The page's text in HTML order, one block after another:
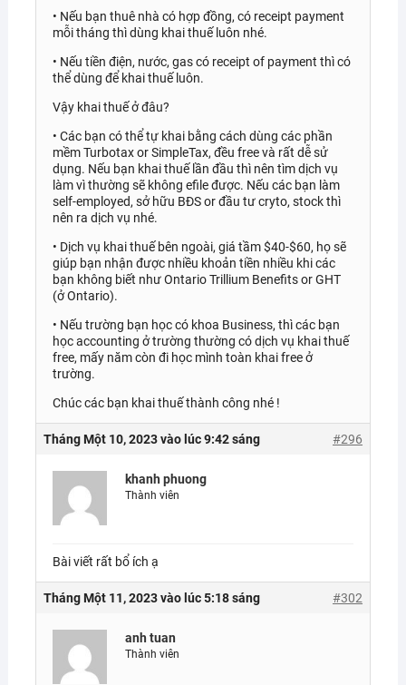
• Nếu bạn thuê nhà có hợp đồng, có receipt payment
mỗi tháng thì dùng khai thuế luôn nhé.
• Nếu tiền điện, nước, gas có receipt of payment thì có
thể dùng để khai thuế luôn.
Vậy khai thuế ở đâu?
• Các bạn có thể tự khai bằng cách dùng các phần
mềm Turbotax or SimpleTax, đều free và rất dễ sử
dụng. Nếu bạn khai thuế lần đầu thì nên tìm dịch vụ
làm vì thường sẽ không efile được. Nếu các bạn làm
self-employed, sở hữu BĐS or đầu tư cryto, stock thì
nên ra dịch vụ nhé.
• Dịch vụ khai thuế bên ngoài, giá tầm $40-$60, họ sẽ
giúp bạn nhận được nhiều khoản tiền nhiều khi các
bạn không biết như Ontario Trillium Benefits or GHT
(ở Ontario).
• Nếu trường bạn học có khoa Business, thì các bạn
học accounting ở trường thường có dịch vụ khai thuế
free, mấy năm còn đi học mình toàn khai free ở
trường.
Chúc các bạn khai thuế thành công nhé !
Tháng Một 10, 2023 vào lúc 9:42 sáng #296
khanh phuong
Thành viên
Bài viết rất bổ ích ạ
Tháng Một 11, 2023 vào lúc 5:18 sáng #302
anh tuan
Thành viên